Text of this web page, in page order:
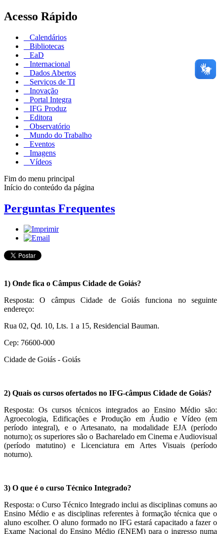
Acesso Rápido
Calendários
Bibliotecas
EaD
Internacional
Dados Abertos
Serviços de TI
Inovação
Portal Integra
IFG Produz
Editora
Observatório
Mundo do Trabalho
Eventos
Imagens
Vídeos
Fim do menu principal
Início do conteúdo da página
Perguntas Frequentes
1) Onde fica o Câmpus Cidade de Goiás?
Resposta: O câmpus Cidade de Goiás funciona no seguinte
endereço:
Rua 02, Qd. 10, Lts. 1 a 15, Residencial Bauman.
Cep: 76600-000
Cidade de Goiás - Goiás
2) Quais os cursos ofertados no IFG-câmpus Cidade de Goiás?
Resposta: Os cursos técnicos integrados ao Ensino Médio são:
Agroecologia, Edificações e Produção em Áudio e Vídeo (em
período integral), e o Artesanato, na modalidade EJA (período
noturno); os superiores são o Bacharelado em Cinema e Audiovisual
(período matutino) e Licenciatura em Artes Visuais (período
noturno).
3) O que é o curso Técnico Integrado?
Resposta: o Curso Técnico Integrado inclui as disciplinas comuns ao
Ensino Médio e as disciplinas referentes à formação técnica que o
aluno escolher. O aluno formado no IFG estará capacitado a fazer o
Exame Nacional do Ensino Médio (ENEM) para o ingresso numa